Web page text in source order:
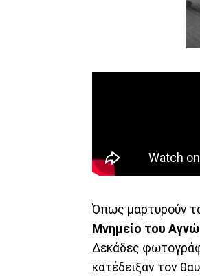
Όπως μαρτυρούν
Μνημείο του
Δεκάδες
κατέδειξαν τον